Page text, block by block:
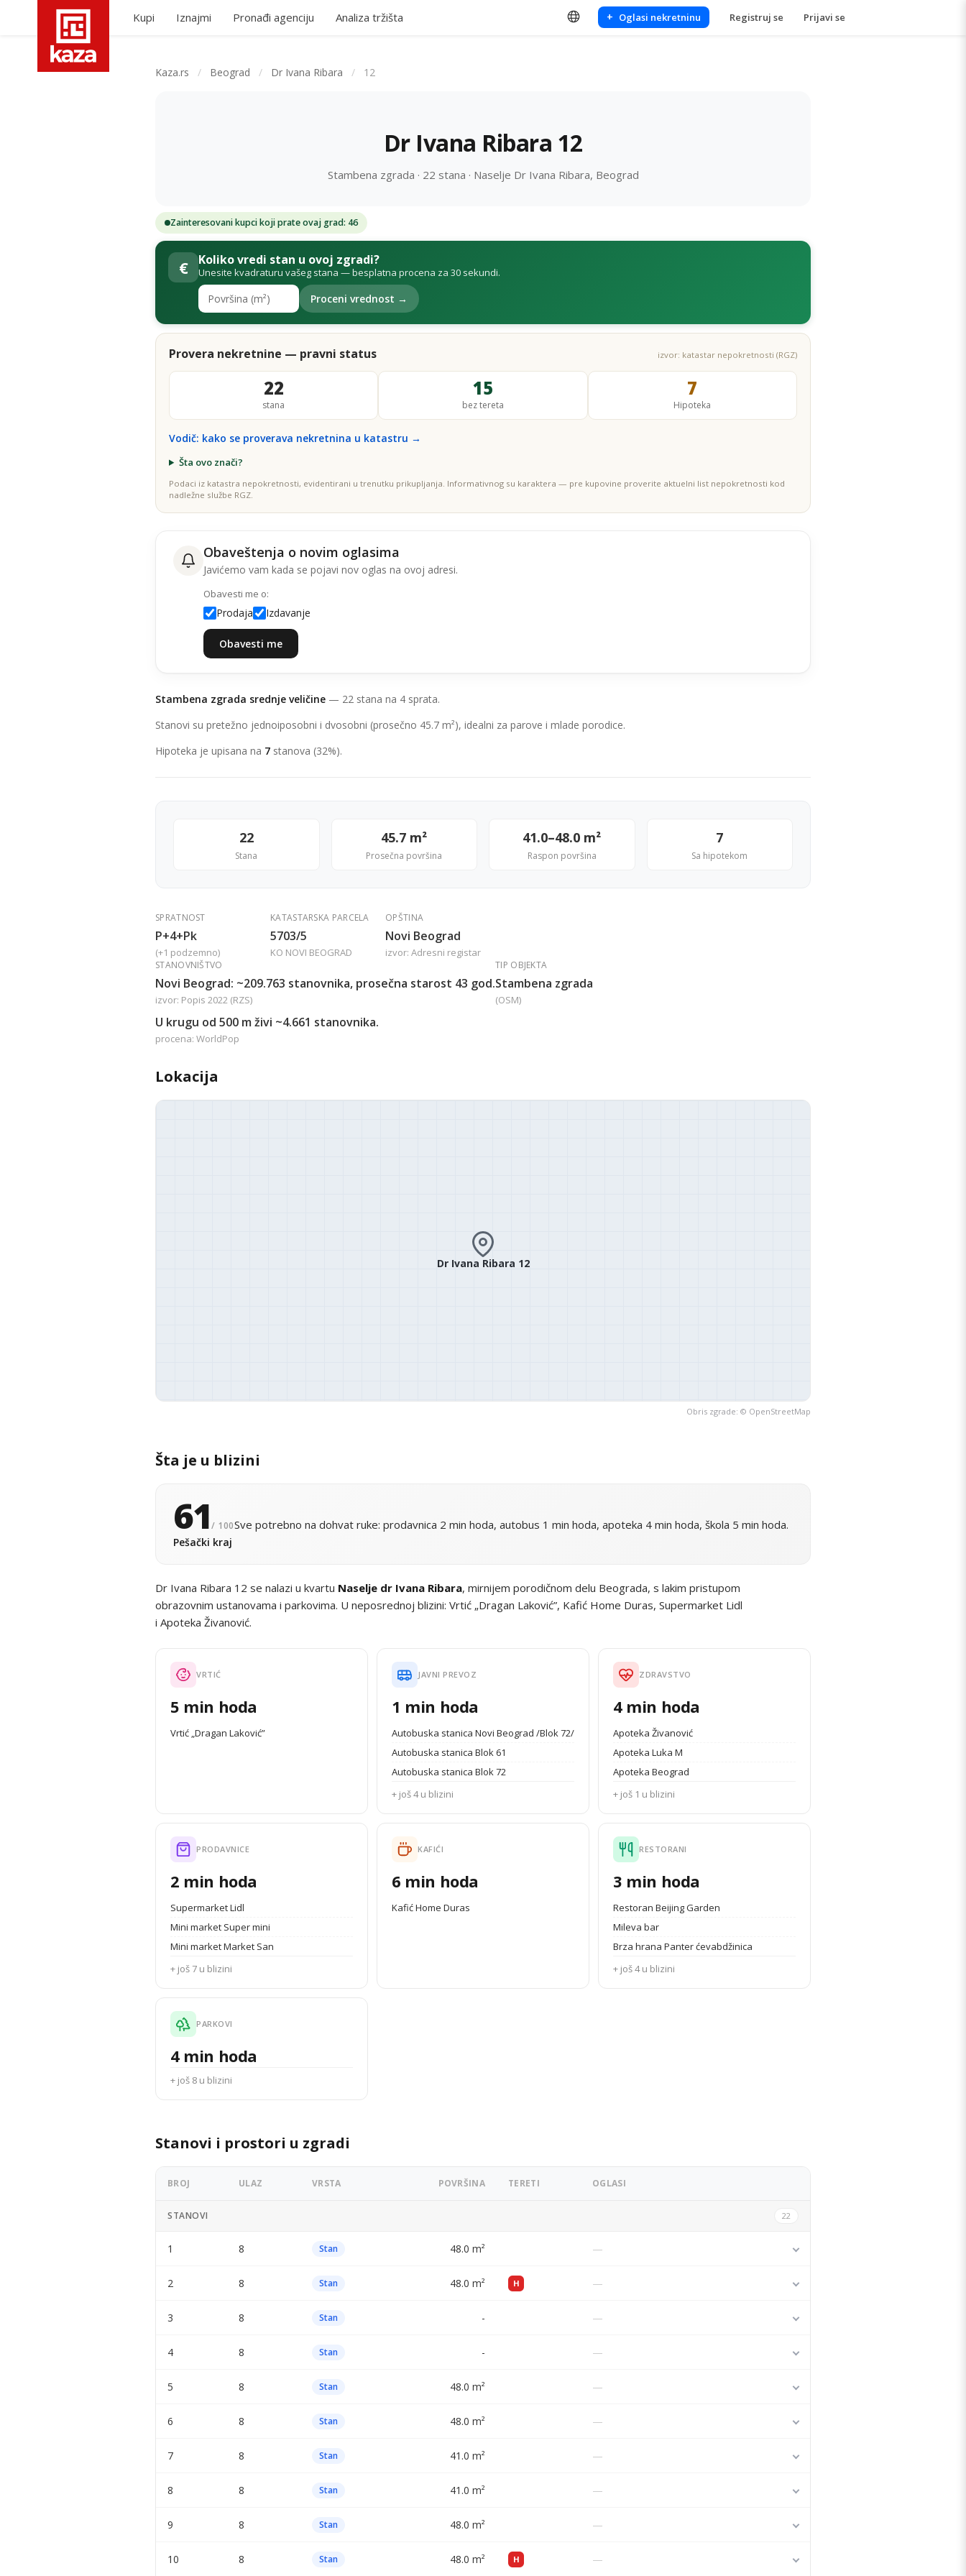
Kupi Iznajmi Pronađi agenciju Analiza tržišta + Oglasi nekretninu Registruj se Prijavi se
Kaza.rs / Beograd / Dr Ivana Ribara / 12
Dr Ivana Ribara 12
Stambena zgrada · 22 stana · Naselje Dr Ivana Ribara, Beograd
Zainteresovani kupci koji prate ovaj grad: 46
€ Koliko vredi stan u ovoj zgradi?
Unesite kvadraturu vašeg stana — besplatna procena za 30 sekundi.
Proceni vrednost →
Provera nekretnine — pravni status izvor: katastar nepokretnosti (RGZ)
22
stana
15
bez tereta
7
Hipoteka
Vodič: kako se proverava nekretnina u katastru →
Šta ovo znači?
Podaci iz katastra nepokretnosti, evidentirani u trenutku prikupljanja. Informativnog su karaktera — pre kupovine proverite aktuelni list nepokretnosti kod
nadležne službe RGZ.
Obaveštenja o novim oglasima
Javićemo vam kada se pojavi nov oglas na ovoj adresi.
Obavesti me o:
Prodaja Izdavanje
Obavesti me
Stambena zgrada srednje veličine — 22 stana na 4 sprata.
Stanovi su pretežno jednoiposobni i dvosobni (prosečno 45.7 m²), idealni za parove i mlade porodice.
Hipoteka je upisana na 7 stanova (32%).
22
Stana
45.7 m²
Prosečna površina
41.0–48.0 m²
Raspon površina
7
Sa hipotekom
SPRATNOST
P+4+Pk
(+1 podzemno)
KATASTARSKA PARCELA
5703/5
KO NOVI BEOGRAD
OPŠTINA
Novi Beograd
izvor: Adresni registar
STANOVNIŠTVO
Novi Beograd: ~209.763 stanovnika, prosečna starost 43 god.
izvor: Popis 2022 (RZS)
U krugu od 500 m živi ~4.661 stanovnika.
procena: WorldPop
TIP OBJEKTA
Stambena zgrada
(OSM)
Lokacija
Dr Ivana Ribara 12
Obris zgrade: © OpenStreetMap
Šta je u blizini
61/ 100
Pešački kraj
Sve potrebno na dohvat ruke: prodavnica 2 min hoda, autobus 1 min hoda, apoteka 4 min hoda, škola 5 min hoda.
Dr Ivana Ribara 12 se nalazi u kvartu Naselje dr Ivana Ribara, mirnijem porodičnom delu Beograda, s lakim pristupom
obrazovnim ustanovama i parkovima. U neposrednoj blizini: Vrtić „Dragan Laković”, Kafić Home Duras, Supermarket Lidl
i Apoteka Živanović.
VRTIĆ
5 min hoda
Vrtić „Dragan Laković”
JAVNI PREVOZ
1 min hoda
Autobuska stanica Novi Beograd /Blok 72/
Autobuska stanica Blok 61
Autobuska stanica Blok 72
+ još 4 u blizini
ZDRAVSTVO
4 min hoda
Apoteka Živanović
Apoteka Luka M
Apoteka Beograd
+ još 1 u blizini
PRODAVNICE
2 min hoda
Supermarket Lidl
Mini market Super mini
Mini market Market San
+ još 7 u blizini
KAFIĆI
6 min hoda
Kafić Home Duras
RESTORANI
3 min hoda
Restoran Beijing Garden
Mileva bar
Brza hrana Panter ćevabdžinica
+ još 4 u blizini
PARKOVI
4 min hoda
+ još 8 u blizini
Stanovi i prostori u zgradi
BROJ ULAZ VRSTA POVRŠINA TERETI OGLASI
STANOVI 22
1 8 Stan 48.0 m² —
2 8 Stan 48.0 m² H —
3 8 Stan - —
4 8 Stan - —
5 8 Stan 48.0 m² —
6 8 Stan 48.0 m² —
7 8 Stan 41.0 m² —
8 8 Stan 41.0 m² —
9 8 Stan 48.0 m² —
10 8 Stan 48.0 m² H —